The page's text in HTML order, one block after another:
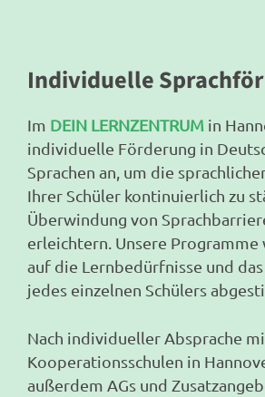
Individuelle
Im DEIN LERNZENTRUM in
individuelle Förderung in
Sprachen an, um die
Ihrer Schüler kontinuierlich zu
Überwindung von
erleichtern. Unsere
auf die Lernbedürfnisse und
jedes einzelnen Schülers
Nach individueller Absprache
Kooperationsschulen in
außerdem AGs und